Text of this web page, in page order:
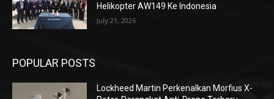
Helikopter AW149 Ke Indonesia
July 21, 2026
POPULAR POSTS
Lockheed Martin Perkenalkan Morfius X-